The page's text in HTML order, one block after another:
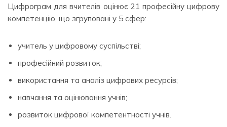
Цифрограм для вчителів оцінює 21 професійну цифрову
компетенцію, що згруповані у 5 сфер:
учитель‌ ‌у‌ ‌цифровому‌ ‌суспільстві‌;
професійний розвиток;
використання та аналіз цифрових ресурсів;
навчання та оцінювання учнів;
розвиток цифрової компетентності учнів.